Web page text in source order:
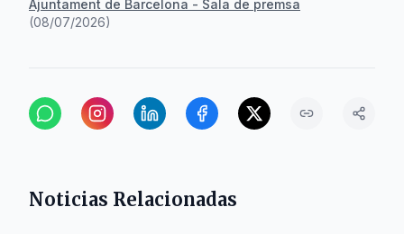
Ajuntament de Barcelona - Sala de premsa
(08/07/2026)
Noticias Relacionadas